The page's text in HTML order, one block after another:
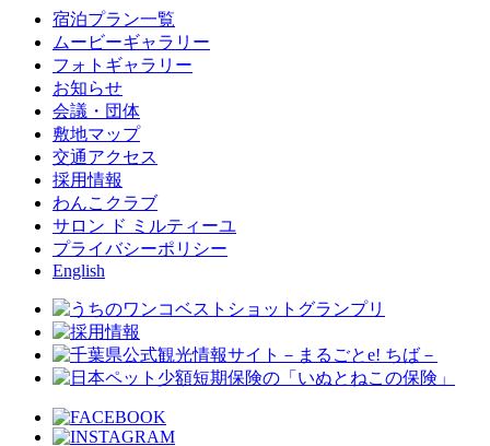
宿泊プラン一覧
ムービーギャラリー
フォトギャラリー
お知らせ
会議・団体
敷地マップ
交通アクセス
採用情報
わんこクラブ
サロン ド ミルティーユ
プライバシーポリシー
English